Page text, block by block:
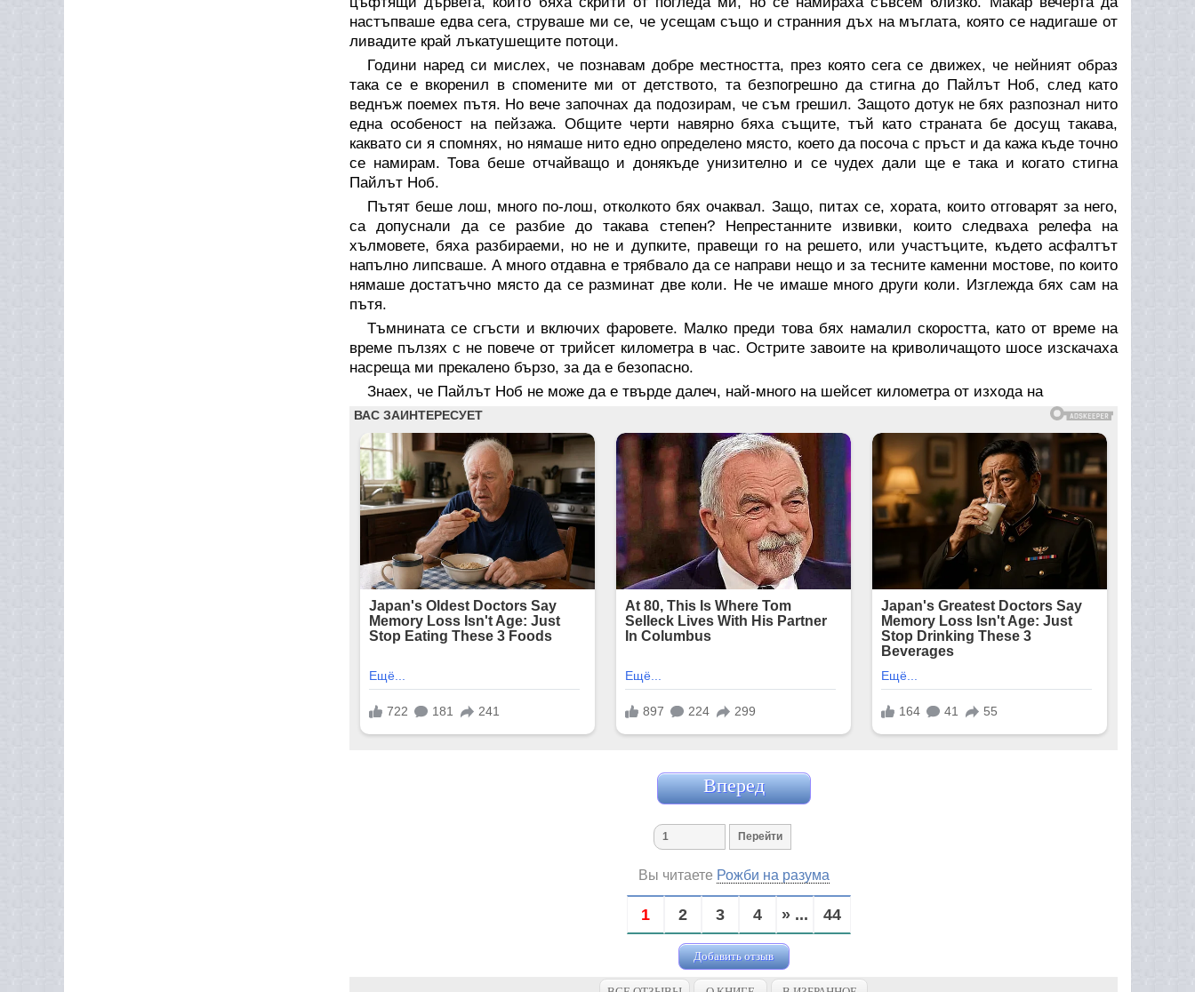
настъпваше едва сега, струваше ми се, че усещам също и странния дъх на мъглата, която се надигаше от
ливадите край лъкатушещите потоци.
Години наред си мислех, че познавам добре местността, през която сега се движех, че нейният образ
така се е вкоренил в спомените ми от детството, та безпогрешно да стигна до Пайлът Ноб, след като
веднъж поемех пътя. Но вече започнах да подозирам, че съм грешил. Защото дотук не бях разпознал нито
една особеност на пейзажа. Общите черти навярно бяха същите, тъй като страната бе досущ такава,
каквато си я спомнях, но нямаше нито едно определено място, което да посоча с пръст и да кажа къде точно
се намирам. Това беше отчайващо и донякъде унизително и се чудех дали ще е така и когато стигна
Пайлът Ноб.
Пътят беше лош, много по-лош, отколкото бях очаквал. Защо, питах се, хората, които отговарят за него,
са допуснали да се разбие до такава степен? Непрестанните извивки, които следваха релефа на
хълмовете, бяха разбираеми, но не и дупките, правещи го на решето, или участъците, където асфалтът
напълно липсваше. А много отдавна е трябвало да се направи нещо и за тесните каменни мостове, по които
нямаше достатъчно място да се разминат две коли. Не че имаше много други коли. Изглежда бях сам на
пътя.
Тъмнината се сгъсти и включих фаровете. Малко преди това бях намалил скоростта, като от време на
време пълзях с не повече от трийсет километра в час. Острите завоите на криволичащото шосе изскачаха
насреща ми прекалено бързо, за да е безопасно.
Знаех, че Пайлът Ноб не може да е твърде далеч, най-много на шейсет километра от изхода на
Вперед
Вы читаете Рожби на разума
1 2 3 4 » ... 44
Добавить отзыв